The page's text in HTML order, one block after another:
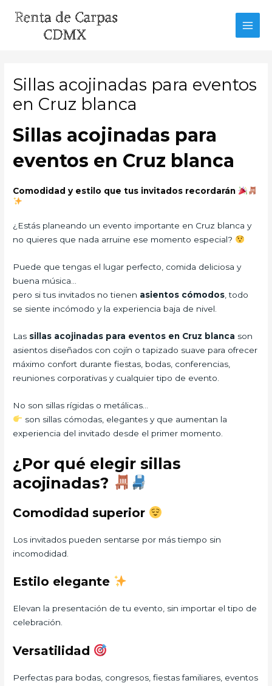
Sillas acojinadas para eventos
en Cruz blanca
Sillas acojinadas para
eventos en Cruz blanca
Comodidad y estilo que tus invitados recordarán
¿Estás planeando un evento importante en Cruz blanca y
no quieres que nada arruine ese momento especial?
Puede que tengas el lugar perfecto, comida deliciosa y
buena música…
pero si tus invitados no tienen asientos cómodos , todo
se siente incómodo y la experiencia baja de nivel.
Las sillas acojinadas para eventos en Cruz blanca son
asientos diseñados con cojín o tapizado suave para ofrecer
máximo confort durante fiestas, bodas, conferencias,
reuniones corporativas y cualquier tipo de evento.
No son sillas rígidas o metálicas…
son sillas cómodas, elegantes y que aumentan la
experiencia del invitado desde el primer momento.
¿Por qué elegir sillas
acojinadas?
Comodidad superior
Los invitados pueden sentarse por más tiempo sin
incomodidad.
Estilo elegante
Elevan la presentación de tu evento, sin importar el tipo de
celebración.
Versatilidad
Perfectas para bodas, congresos, fiestas familiares, eventos